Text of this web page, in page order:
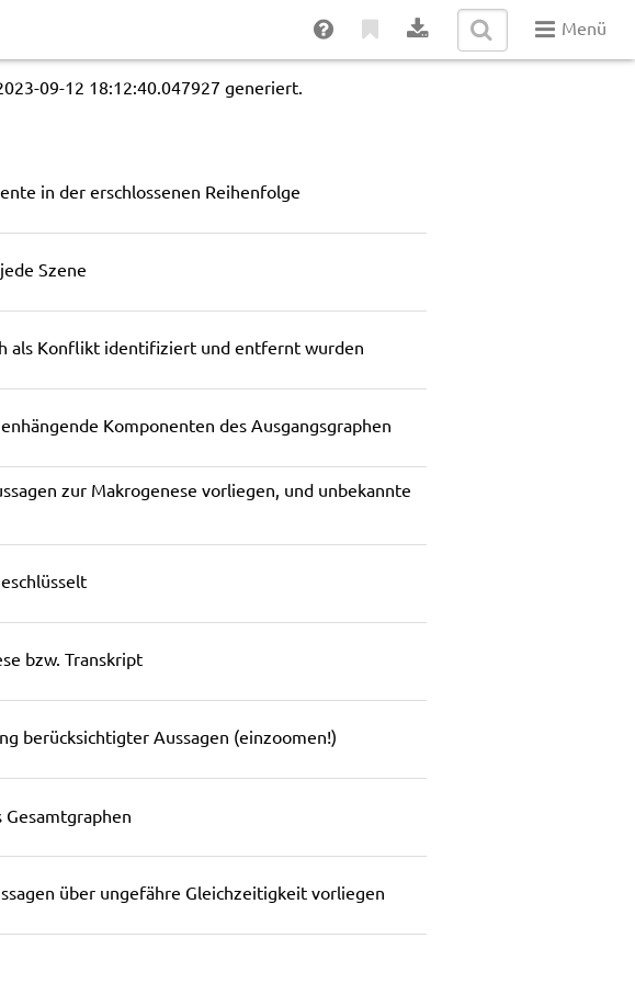
Menü
09-12 18:12:40.047927 generiert.
in der erschlossenen Reihenfolge
Szene
als Konflikt identifiziert und entfernt wurden
Komponenten des Ausgangsgraphen
zur Makrogenese vorliegen, und unbekannte
bzw. Transkript
berücksichtigter Aussagen (einzoomen!)
Gesamtgraphen
über ungefähre Gleichzeitigkeit vorliegen